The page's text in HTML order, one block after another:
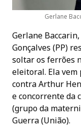
Gerlane
Gerlane
Gonçalves (PP)
soltar os ferrões
eleitoral. Ela vem
contra Arthur
e concorrente da
(grupo da
Guerra (União).